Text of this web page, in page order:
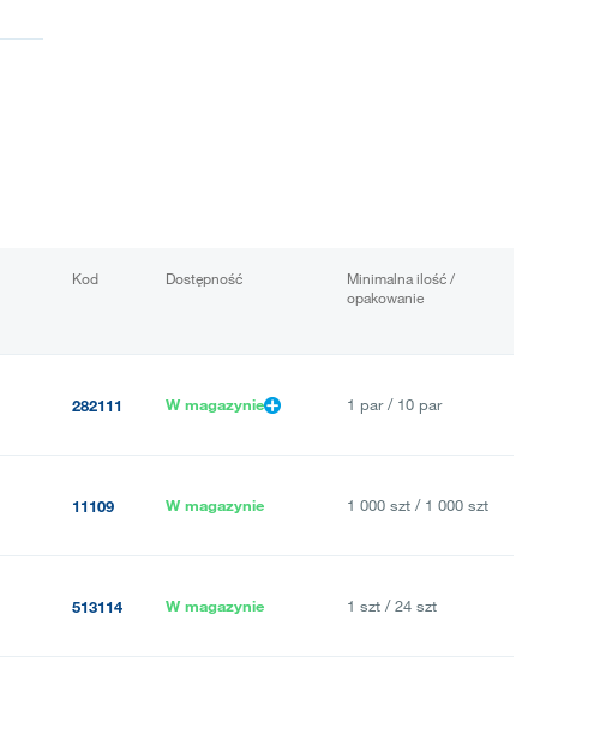
Kod Dostępność
Minimalna ilość /
opakowanie
282111 W magazynie 1 par / 10 par
11109 W magazynie 1 000 szt / 1 000 szt
513114 W magazynie 1 szt / 24 szt